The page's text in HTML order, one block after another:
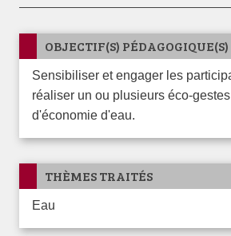
OBJECTIF(S) PÉDAGOGIQUE(S)
Sensibiliser et engager les participants à
réaliser un ou plusieurs éco-gestes
d'économie d'eau.
THÈMES TRAITÉS
Eau